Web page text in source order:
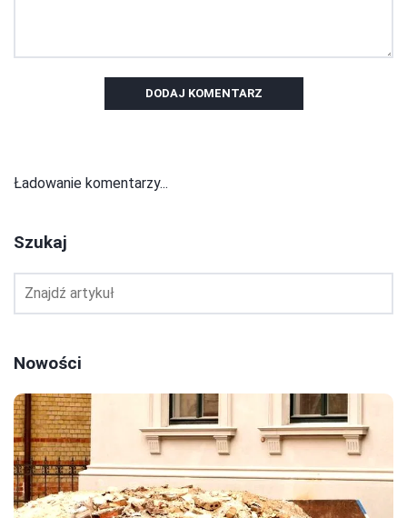
DODAJ KOMENTARZ
Ładowanie komentarzy...
Szukaj
Nowości